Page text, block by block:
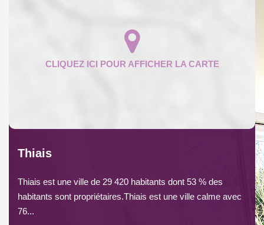
Thiais
Thiais est une ville de 29 420 habitants dont 53 % des
habitants sont propriétaires.Thiais est une ville calme avec
76...